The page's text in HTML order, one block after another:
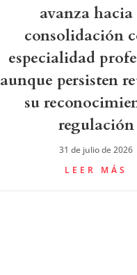
avanza hacia
consolidación
especialidad
aunque persisten
su
regulación
31 de julio de 2026
LEER MÁS